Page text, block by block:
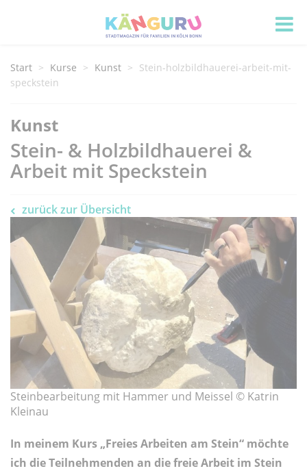
Start Kurse Kunst
Stein-holzbildhauerei-arbeit-mit-
speckstein
Kunst
Stein- & Holzbildhauerei &
Arbeit mit Speckstein
zurück zur Übersicht
Steinbearbeitung mit Hammer und Meissel © Katrin
Kleinau
In meinem Kurs „Freies Arbeiten am Stein“ möchte
ich die Teilnehmenden an die freie Arbeit im Stein